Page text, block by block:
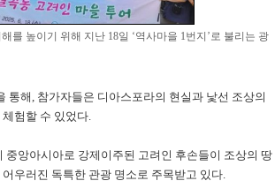
를 높이기 위해 지난 18일 ‘역사마을 1번지’로 불리는 광
통해, 참가자들은 디아스포라의 현실과 낯선 조상의
험할 수 있었다.
앙아시아로 강제이주된 고려인 후손들이 조상의 땅
우러진 독특한 관광 명소로 주목받고 있다.